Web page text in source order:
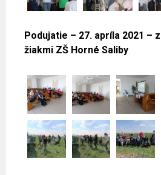
Podujatie – 27. apríla 2021 –
žiakmi ZŠ Horné Saliby